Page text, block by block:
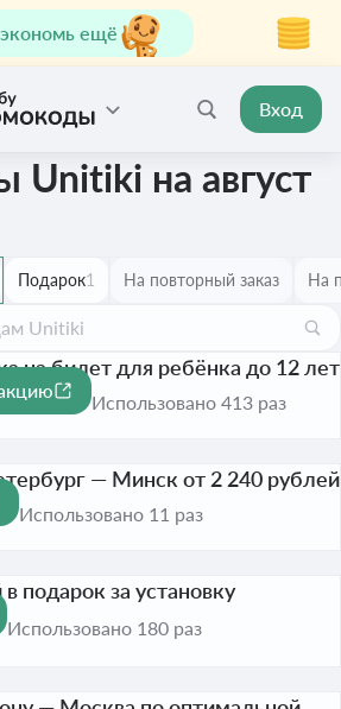
ещё
Вход
Unitiki на август
Подарок1 На повторный заказ На
на билет для ребёнка до 12 лет
Использовано 413 раз
— Минск от 2 240 рублей
Использовано 11 раз
подарок за установку
Использовано 180 раз